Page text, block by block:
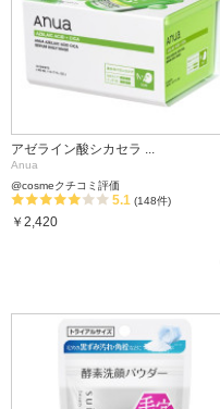
アゼライン酸シカセラ ...
Anua
@cosmeクチコミ評価
5.1 (148件)
￥2,420